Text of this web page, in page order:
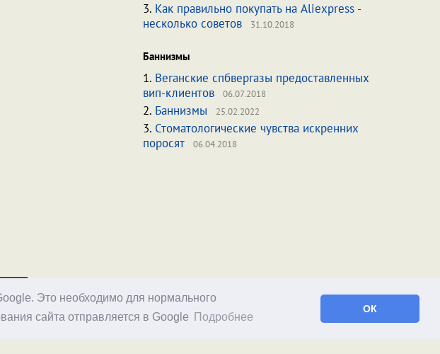
Это необходимо для нормального
сайта отправляется в Google
Подробнее
ОК
3. Как правильно покупать на Aliexpress -
несколько советов
31.10.2018
Баннизмы
1. Веганские спбвергазы предоставленных
вип-клиентов
06.07.2018
2. Баннизмы 25.02.2022
3. Стоматологические чувства искренних
поросят
06.04.2018
RSS блога